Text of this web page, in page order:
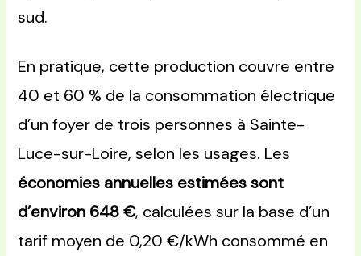
sud.
En pratique, cette production couvre entre
40 et 60 % de la consommation électrique
d’un foyer de trois personnes à Sainte-
Luce-sur-Loire, selon les usages. Les
économies annuelles estimées sont
d’environ 648 €, calculées sur la base d’un
tarif moyen de 0,20 €/kWh consommé en